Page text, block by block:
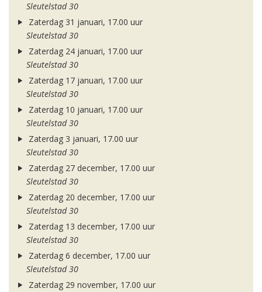
Sleutelstad 30
Zaterdag 31 januari, 17.00 uur
Sleutelstad 30
Zaterdag 24 januari, 17.00 uur
Sleutelstad 30
Zaterdag 17 januari, 17.00 uur
Sleutelstad 30
Zaterdag 10 januari, 17.00 uur
Sleutelstad 30
Zaterdag 3 januari, 17.00 uur
Sleutelstad 30
Zaterdag 27 december, 17.00 uur
Sleutelstad 30
Zaterdag 20 december, 17.00 uur
Sleutelstad 30
Zaterdag 13 december, 17.00 uur
Sleutelstad 30
Zaterdag 6 december, 17.00 uur
Sleutelstad 30
Zaterdag 29 november, 17.00 uur